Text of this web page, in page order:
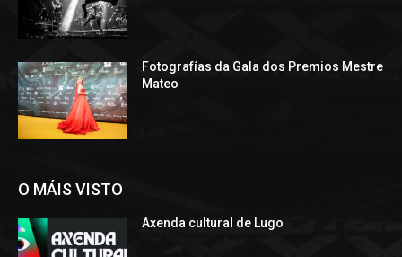
Fotografías da Gala dos Premios Mestre
Mateo
O MÁIS VISTO
Axenda cultural de Lugo